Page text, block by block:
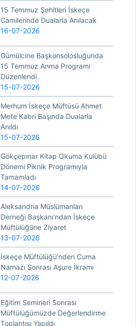
15 Temmuz Şehitleri İskeçe
Camilerinde Dualarla Anılacak
16-07-2026
Gümülcine Başkonsolosluğunda
15 Temmuz Anma Programı
Düzenlendi
15-07-2026
Merhum İskeçe Müftüsü Ahmet
Mete Kabri Başında Dualarla
Anıldı
15-07-2026
Gökçepınar Kitap Okuma Kulübü
Dönemi Piknik Programıyla
Tamamladı
14-07-2026
Aleksandria Müslümanları
Derneği Başkanı’ndan İskeçe
Müftülüğüne Ziyaret
13-07-2026
İskeçe Müftülüğü’nden Cuma
Namazı Sonrası Aşure İkramı
12-07-2026
Eğitim Semineri Sonrası
Müftülüğümüzde Değerlendirme
Toplantısı Yapıldı